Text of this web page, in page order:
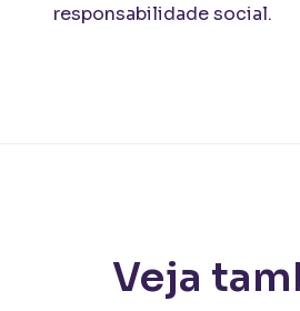
responsabilidade social.
Veja